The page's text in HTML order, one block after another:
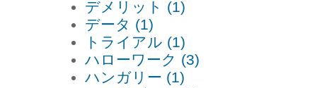
デメリット (1)
データ (1)
トライアル (1)
ハローワーク (3)
ハンガリー (1)